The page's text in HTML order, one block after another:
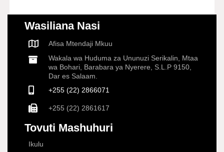
Wasiliana Nasi
Afisa Mtendaji Mkuu
Wakala wa Huduma za Ununuzi Serikalin, Mtaa
wa Bohari, Barabara ya Nyerere, S.L.P 9150,
Dar es Salaam.
+255 (22) 2866071
+255 (22) 2861617
Tovuti Mashuhuri
Ikulu